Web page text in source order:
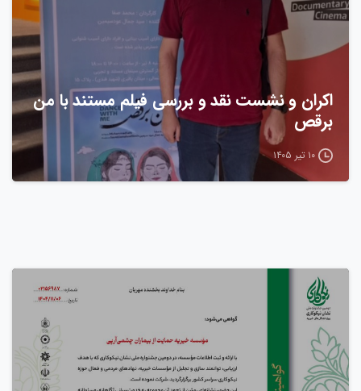
اکران و نشست نقد و بررسی فیلم مستند با من
برقص
۱۰ تیر ۱۴۰۵